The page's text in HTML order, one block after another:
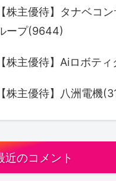
【株主優待】タナベコ
ープ(9644)
【株主優待】Aiロボテ
【株主優待】八洲電機
近のコメント